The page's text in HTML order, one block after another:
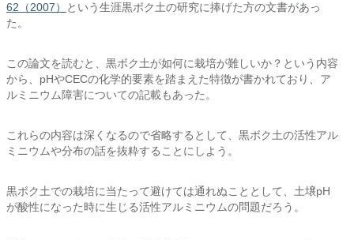
62（2007）
という生涯黒ボク土の研究に捧げた方の文書があっ
た。
この論文を読むと、黒ボク土が如何に栽培が難しいか？という内容
から、pHやCECの化学的要素を踏まえた特徴が書かれており、ア
ルミニウム障害についての記載もあった。
これらの内容は深くなるので省略するとして、黒ボク土の活性アル
ミニウムや分布の話を抜粋することにしよう。
黒ボク土での栽培に当たって避けては通れぬこととして、土壌pH
が酸性になった時に生じる活性アルミニウムの問題だろう。